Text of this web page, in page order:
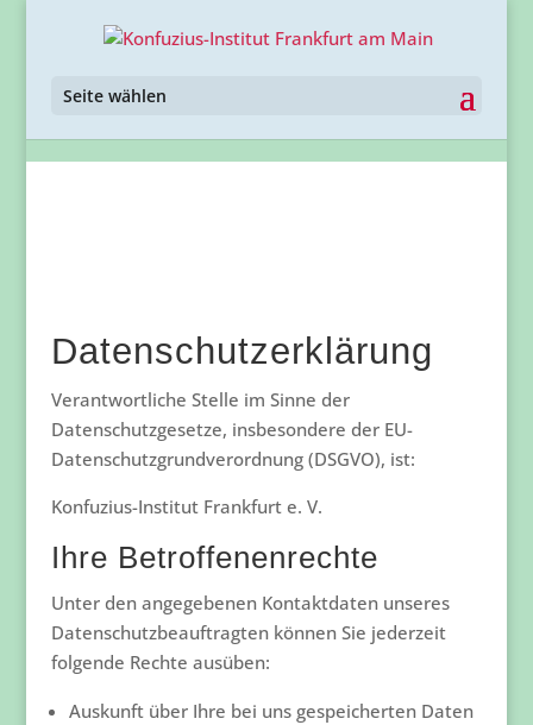
Seite wählen
Datenschutzerklärung
Verantwortliche Stelle im Sinne der
Datenschutzgesetze, insbesondere der EU-
Datenschutzgrundverordnung (DSGVO), ist:
Konfuzius-Institut Frankfurt e. V.
Ihre Betroffenenrechte
Unter den angegebenen Kontaktdaten unseres
Datenschutzbeauftragten können Sie jederzeit
folgende Rechte ausüben:
Auskunft über Ihre bei uns gespeicherten Daten